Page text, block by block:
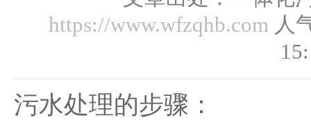
https://www.wfzqhb.com 人
污水处理的步骤：